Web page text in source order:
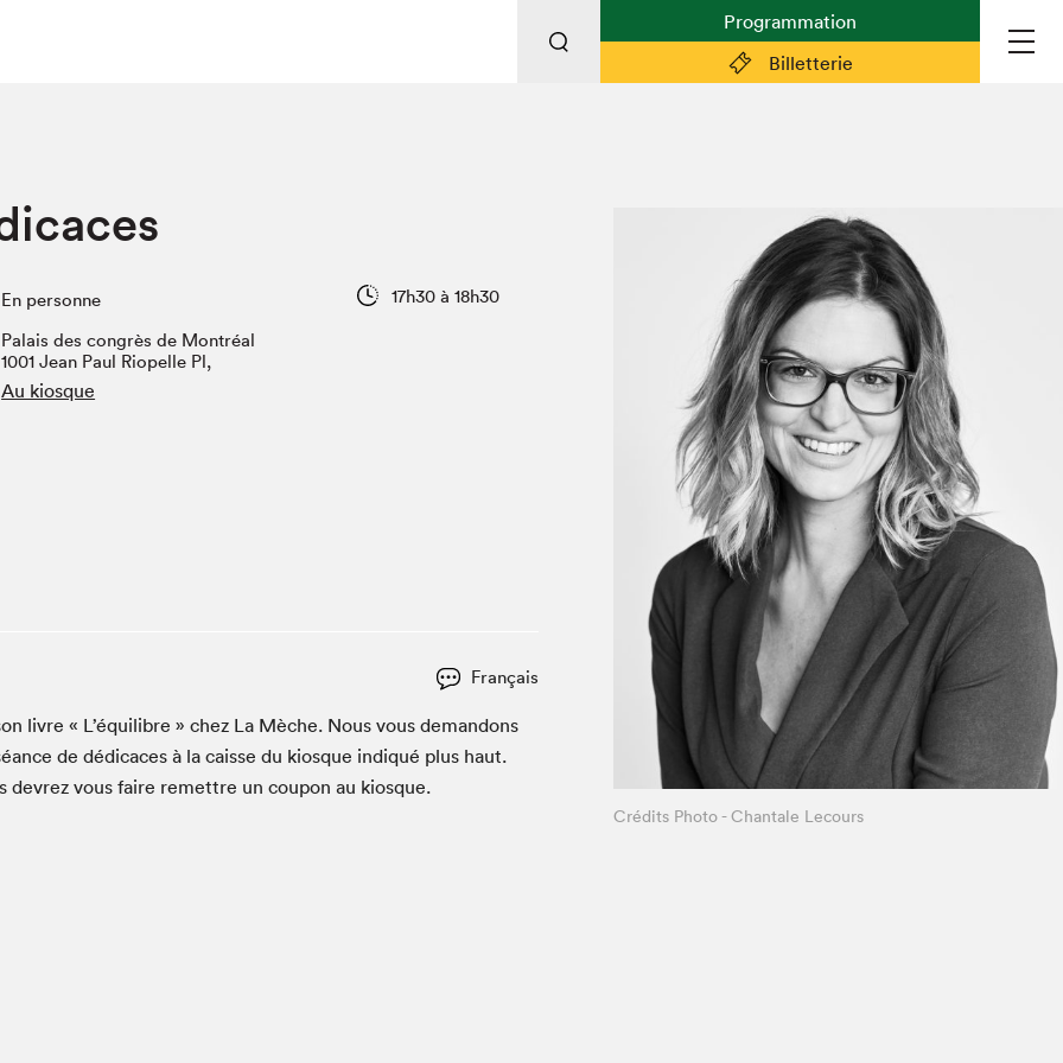
Billetterie
Programmation
Salon
Traiteur
des
harcèlement
Vitrine du Festival littéraire international Metropolis
bleu
La lecture en cadeau
Planifier sa visite (prix d'entrée,
horaire, info pratiques)
Billetterie: achetez vos billets!
FAQ visiteur·euse·s
Espace professionnel·le·s
Espace enseignant·e·s
Espace médias
Devenir bénévole
Espace exposant·e·s
Le Salon dans la ville, espace
organisateur⋅rice
> SLM Pro
En personne
17h30 à 18h30
Palais des congrès de Montréal
1001 Jean Paul Riopelle Pl,
Au kiosque
Français
livre « L’équili­bre » chez La Mèche. Nous vous deman­dons
de dédi­caces à la caisse du kiosque indiqué plus haut.
devrez vous faire remet­tre un coupon au kiosque.
Crédits Photo - Chantale Lecours